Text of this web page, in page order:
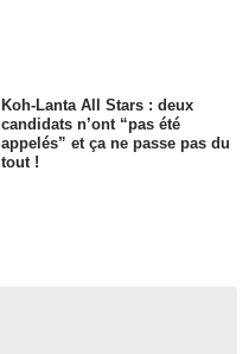
Koh-Lanta All Stars : deux
candidats n’ont “pas été
appelés” et ça ne passe pas du
tout !